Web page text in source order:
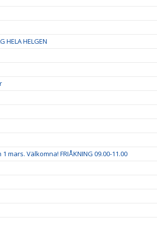
HELA HELGEN
Välkomna! FRIÅKNING 09.00-11.00